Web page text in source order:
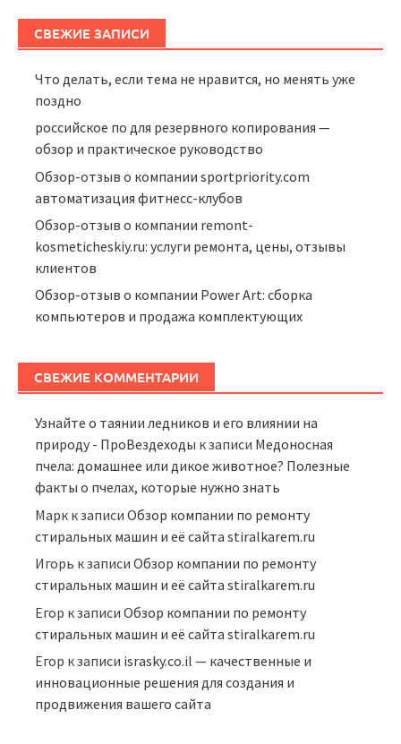
СВЕЖИЕ ЗАПИСИ
Что делать, если тема не нравится, но менять уже
поздно
российское по для резервного копирования —
обзор и практическое руководство
Обзор-отзыв о компании sportpriority.com
автоматизация фитнесс-клубов
Обзор-отзыв о компании remont-
kosmeticheskiy.ru: услуги ремонта, цены, отзывы
клиентов
Обзор-отзыв о компании Power Art: сборка
компьютеров и продажа комплектующих
СВЕЖИЕ КОММЕНТАРИИ
Узнайте о таянии ледников и его влиянии на
природу - ПроВездеходы к записи Медоносная
пчела: домашнее или дикое животное? Полезные
факты о пчелах, которые нужно знать
Марк к записиОбзор компании по ремонту
стиральных машин и её сайта stiralkarem.ru
Игорь к записиОбзор компании по ремонту
стиральных машин и её сайта stiralkarem.ru
Егор к записиОбзор компании по ремонту
стиральных машин и её сайта stiralkarem.ru
Егор к записи israsky.co.il — качественные и
инновационные решения для создания и
продвижения вашего сайта